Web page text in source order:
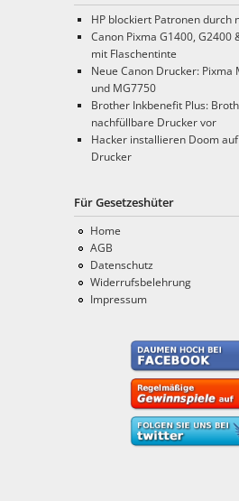
HP blockiert Patronen durch
Canon Pixma G1400, G2400
mit Flaschentinte
Neue Canon Drucker: Pixma
und MG7750
Brother Inkbenefit Plus:
nachfüllbare Drucker vor
Hacker installieren Doom
Drucker
Für Gesetzeshüter
Home
AGB
Datenschutz
Widerrufsbelehrung
Impressum